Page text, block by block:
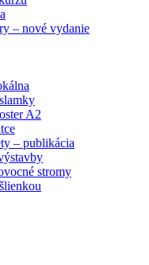
– nové vydanie
A2
– publikácia
stromy